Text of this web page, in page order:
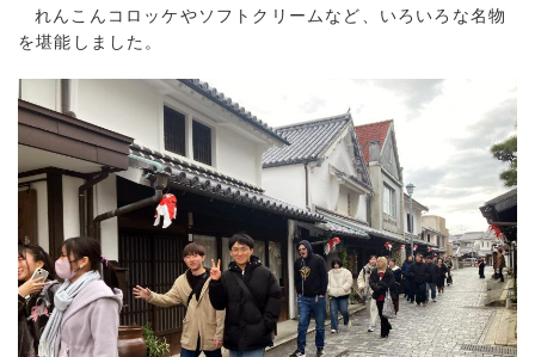
れんこんコロッケやソフトクリームなど、いろいろな名物
を堪能しました。